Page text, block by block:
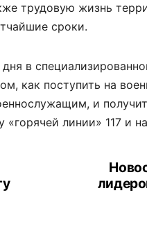
трудовую жизнь
сроки.
в
как поступить на
и
линии» 117 и